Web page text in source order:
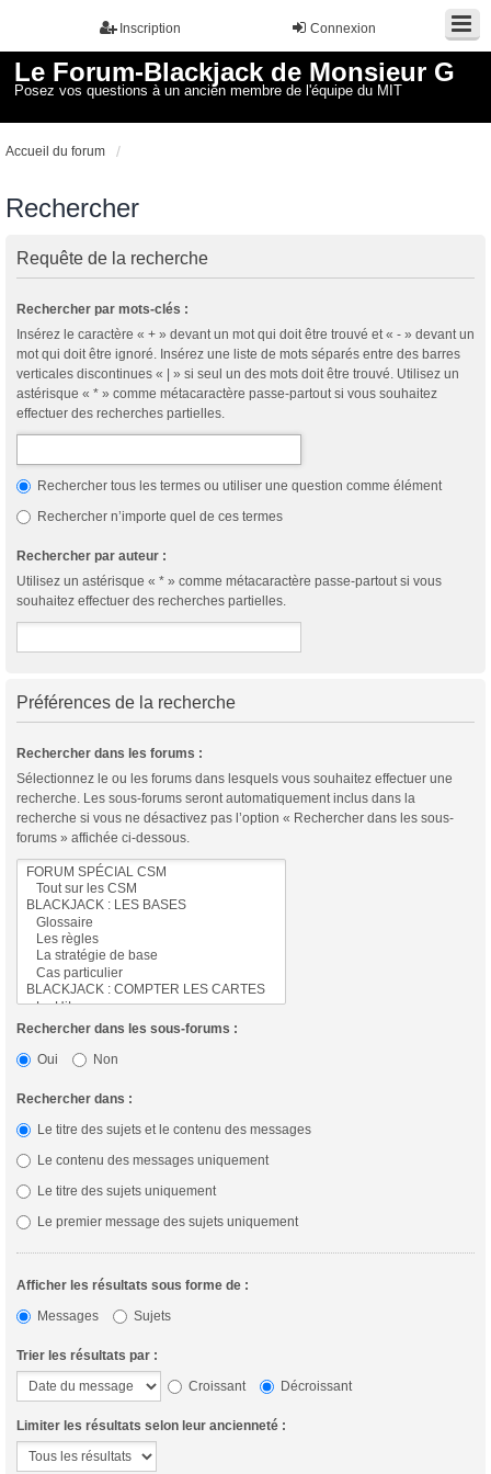
Connexion
Inscription
Le Forum-Blackjack de Monsieur G
Posez vos questions à un ancien membre de l'équipe du MIT
Accueil du forum
Rechercher
Requête de la recherche
Rechercher par mots-clés :
Insérez le caractère « + » devant un mot qui doit être trouvé et « - » devant un
mot qui doit être ignoré. Insérez une liste de mots séparés entre des barres
verticales discontinues « | » si seul un des mots doit être trouvé. Utilisez un
astérisque « * » comme métacaractère passe-partout si vous souhaitez
effectuer des recherches partielles.
Rechercher tous les termes ou utiliser une question comme élément
Rechercher n’importe quel de ces termes
Rechercher par auteur :
Utilisez un astérisque « * » comme métacaractère passe-partout si vous
souhaitez effectuer des recherches partielles.
Préférences de la recherche
Rechercher dans les forums :
Sélectionnez le ou les forums dans lesquels vous souhaitez effectuer une
recherche. Les sous-forums seront automatiquement inclus dans la
recherche si vous ne désactivez pas l’option « Rechercher dans les sous-
forums » affichée ci-dessous.
Rechercher dans les sous-forums :
Oui
Non
Rechercher dans :
Le titre des sujets et le contenu des messages
Le contenu des messages uniquement
Le titre des sujets uniquement
Le premier message des sujets uniquement
Afficher les résultats sous forme de :
Messages
Sujets
Trier les résultats par :
Croissant
Décroissant
Limiter les résultats selon leur ancienneté :